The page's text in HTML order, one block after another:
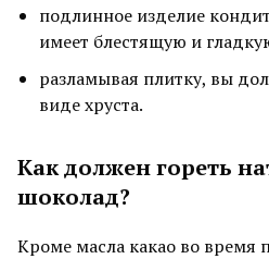
подлинное изделие
имеет блестящую и
разламывая плитку, вы
виде хруста.
Как должен гореть
шоколад?
Кроме масла какао во время